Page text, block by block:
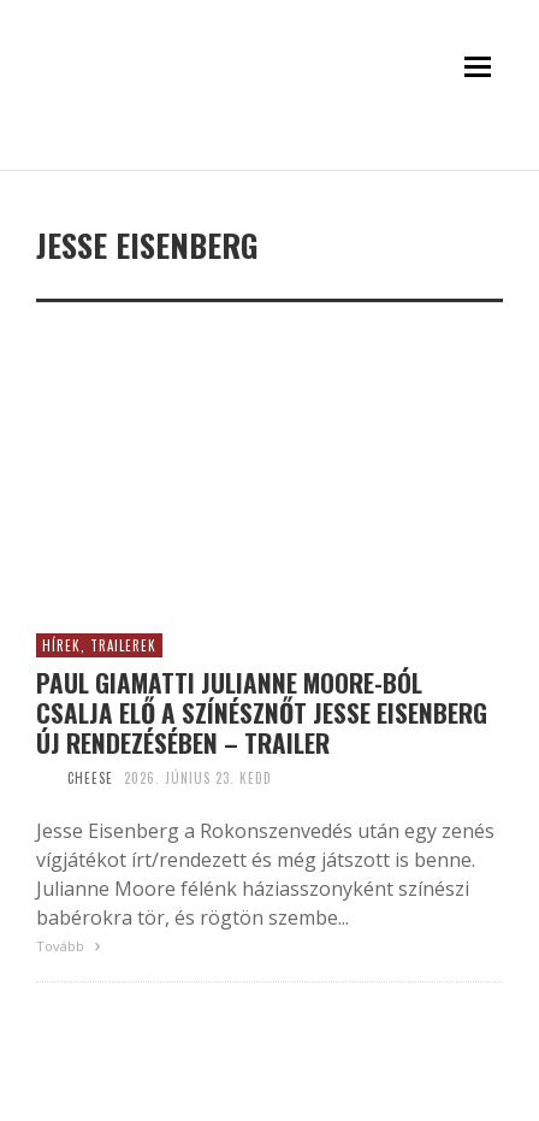
JESSE EISENBERG
HÍREK, TRAILEREK
PAUL GIAMATTI JULIANNE MOORE-BÓL
CSALJA ELŐ A SZÍNÉSZNŐT JESSE EISENBERG
ÚJ RENDEZÉSÉBEN – TRAILER
CHEESE 2026. JÚNIUS 23. KEDD
Jesse Eisenberg a Rokonszenvedés után egy zenés
vígjátékot írt/rendezett és még játszott is benne.
Julianne Moore félénk háziasszonyként színészi
babérokra tör, és rögtön szembe...
Tovább